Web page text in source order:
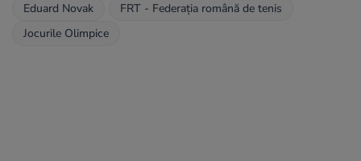
Eduard Novak
FRT - Federația română de tenis
Jocurile Olimpice